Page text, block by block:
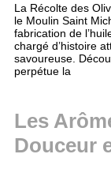
La Récolte des
le Moulin Saint
fabrication de
chargé d’histoire
savoureuse.
perpétue la
Les
Douceur